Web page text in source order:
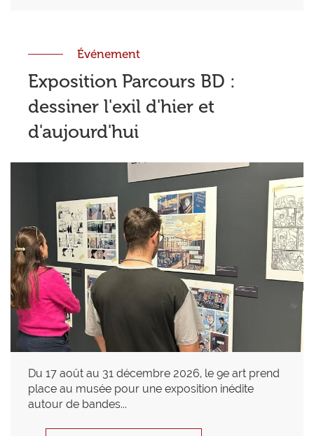
Événement
Exposition Parcours BD :
dessiner l'exil d'hier et
d'aujourd'hui
Du 17 août au 31 décembre 2026, le 9e art prend
place au musée pour une exposition inédite
autour de bandes...